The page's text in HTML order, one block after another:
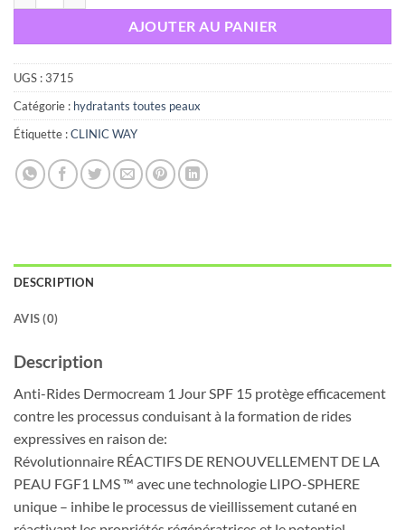
AJOUTER AU PANIER
UGS :3715
Catégorie : hydratants toutes peaux
Étiquette :CLINIC WAY
DESCRIPTION
AVIS (0)
Description
Anti-Rides Dermocream 1 Jour SPF 15 protège efficacement
contre les processus conduisant à la formation de rides
expressives en raison de:
Révolutionnaire RÉACTIFS DE RENOUVELLEMENT DE LA
PEAU FGF1 LMS ™ avec une technologie LIPO-SPHERE
unique – inhibe le processus de vieillissement cutané en